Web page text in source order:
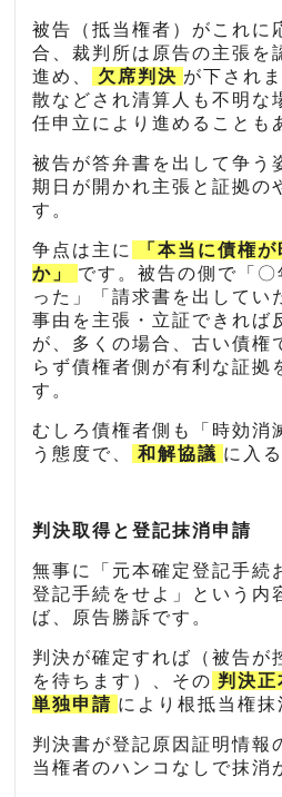
被告（抵当権者）がこれに
合、裁判所は原告の主張を
進め、
欠席判決 が下され
散などされ清算人も不明な
任申立により進めることも
被告が答弁書を出して争う
期日が開かれ主張と証拠の
す。
争点は主に
「本当に債権
か」
です。被告の側で「
った」「請求書を出してい
事由を主張・立証できれば
が、多くの場合、古い債権
らず債権者側が有利な証拠
す。
むしろ債権者側も「時効消
う態度で、
和解協議 に入
判決取得と登記抹消申請
無事に「元本確定登記手続
登記手続をせよ」という内
ば、原告勝訴です。
判決が確定すれば（被告が
を待ちます）、その 判決
単独申請 により根抵当権抹
判決書が登記原因証明情報
当権者のハンコなしで抹消